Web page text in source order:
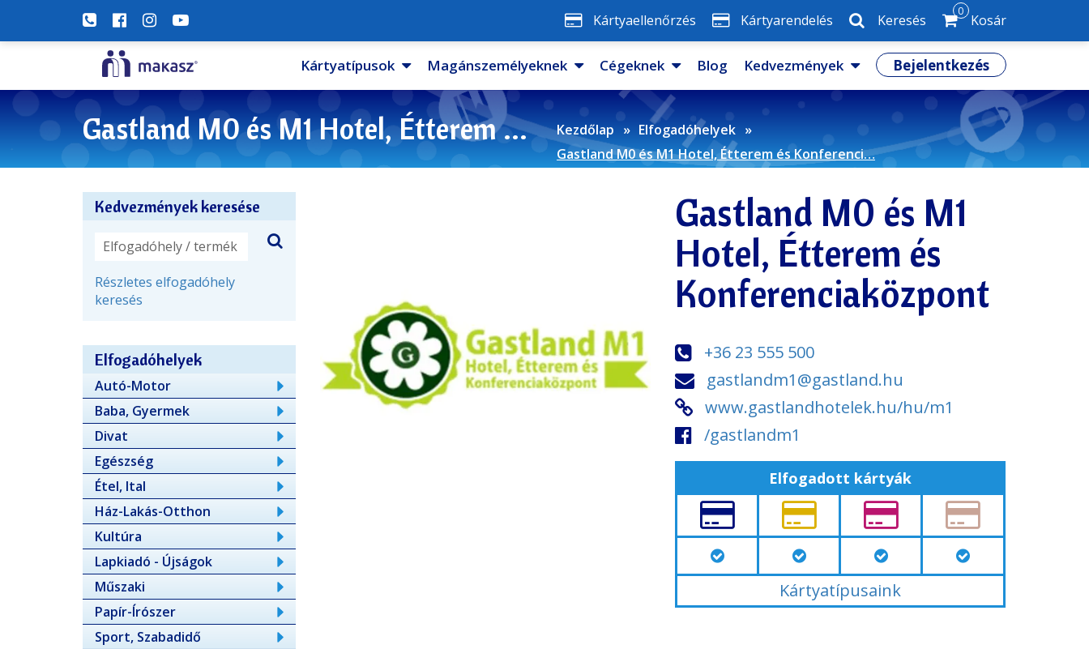
Kártyaellenőrzés Kártyarendelés Keresés Kosár
0
Kártyatípusok Magánszemélyeknek Cégeknek Blog Kedvezmények Bejelentkezés
Gastland M0 és M1 Hotel, Étterem és Konferenciaközpont Kezdőlap
Elfogadóhelyek
Gastland M0 és M1 Hotel, Étterem és Konferenci…
Gastland M0 és M1
Hotel, Étterem és
Konferenciaközpont
+36 23 555 500
gastlandm1@gastland.hu
www.gastlandhotelek.hu/hu/m1
/gastlandm1
Elfogadott kártyák
Kártyatípusaink
Kedvezmények keresése
Részletes elfogadóhely
keresés
Elfogadóhelyek
Autó-Motor
Baba, Gyermek
Divat
Egészség
Étel, Ital
Ház-Lakás-Otthon
Kultúra
Lapkiadó - Újságok
Műszaki
Papír-Írószer
Sport, Szabadidő